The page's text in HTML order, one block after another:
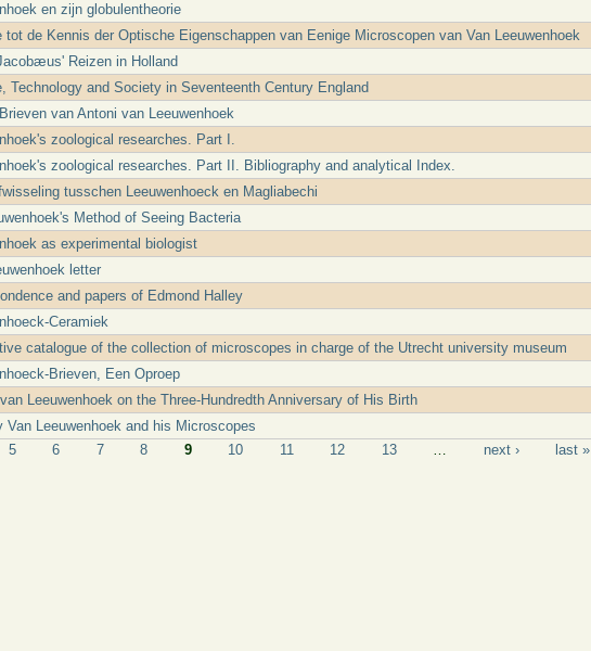
en zijn globulentheorie
tot de Kennis der Optische Eigenschappen van Eenige Microscopen van Van Leeuwenhoek
Reizen in Holland
Technology and Society in Seventeenth Century England
van Antoni van Leeuwenhoek
zoological researches. Part I.
zoological researches. Part II. Bibliography and analytical Index.
tusschen Leeuwenhoeck en Magliabechi
Method of Seeing Bacteria
as experimental biologist
letter
and papers of Edmond Halley
Ceramiek
catalogue of the collection of microscopes in charge of the Utrecht university museum
Brieven, Een Oproep
Leeuwenhoek on the Three-Hundredth Anniversary of His Birth
Van Leeuwenhoek and his Microscopes
5 6 7 8 9 10 11 12 13 next › last »